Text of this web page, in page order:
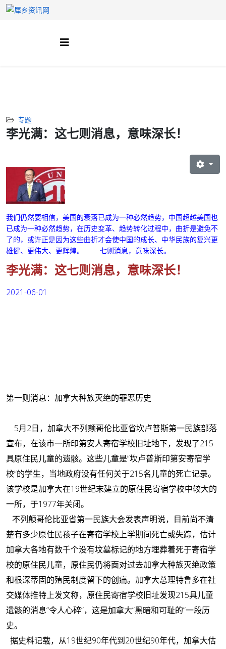
专题
李光满：这七则消息，意味深长！
我们仍然要相信，美国的衰落已成为一种必然趋势，中国超越美国也
已成为一种必然趋势，在历史变革、趋势转化过程中，曲折是避免不
了的，或许正是因为这些曲折才会使中国的成长、中华民族的复兴更
雄健、更伟大、更辉煌。 七则消息，意味深长。
李光满：这七则消息，意味深长！
2021-06-01
第一则消息：加拿大种族灭绝的罪恶历史
5月2日，加拿大不列颠哥伦比亚省坎卢普斯第一民族部落
宣布，在该市一所印第安人寄宿学校旧址地下，发现了215
具原住民儿童的遗骸。这些儿童是“坎卢普斯印第安寄宿学
校”的学生，当地政府没有任何关于215名儿童的死亡记录。
该学校是加拿大在19世纪末建立的原住民寄宿学校中较大的
一所，于1977年关闭。
不列颠哥伦比亚省第一民族大会发表声明说，目前尚不清
楚有多少原住民孩子在寄宿学校上学期间死亡或失踪，估计
加拿大各地有数千个没有坟墓标记的地方埋葬着死于寄宿学
校的原住民儿童，原住民仍将面对过去加拿大种族灭绝政策
和根深蒂固的殖民制度留下的创痛。加拿大总理特鲁多在社
交媒体推特上发文称，原住民寄宿学校旧址发现215具儿童
遗骸的消息“令人心碎”，这是加拿大“黑暗和可耻的”一段历
史。
据史料记载，从19世纪90年代到20世纪90年代，加拿大估